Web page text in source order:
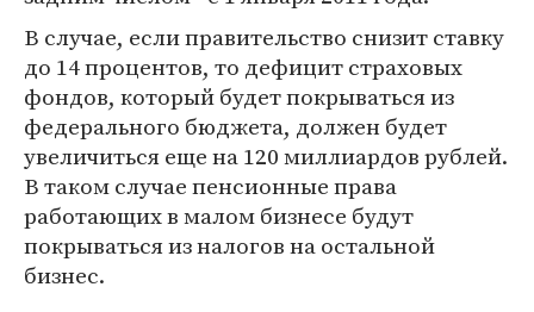
В случае, если правительство снизит ставку
до 14 процентов, то дефицит страховых
фондов, который будет покрываться из
федерального бюджета, должен будет
увеличиться еще на 120 миллиардов рублей.
В таком случае пенсионные права
работающих в малом бизнесе будут
покрываться из налогов на остальной
бизнес.